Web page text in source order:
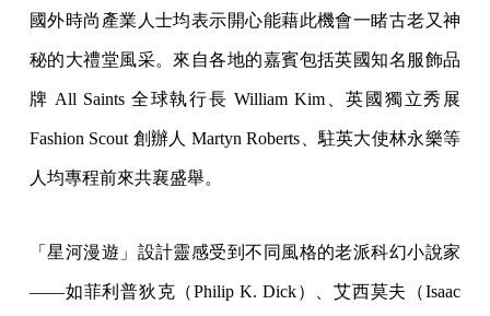
國外時尚產業人士均表示開心能藉此機會一睹古老又神
秘的大禮堂風采。來自各地的嘉賓包括英國知名服飾品
牌 All Saints 全球執行長 William Kim、英國獨立秀展
Fashion Scout 創辦人 Martyn Roberts、駐英大使林永樂等
人均專程前來共襄盛舉。
「星河漫遊」設計靈感受到不同風格的老派科幻小說家
——如菲利普狄克（Philip K. Dick）、艾⻄莫夫（Isaac